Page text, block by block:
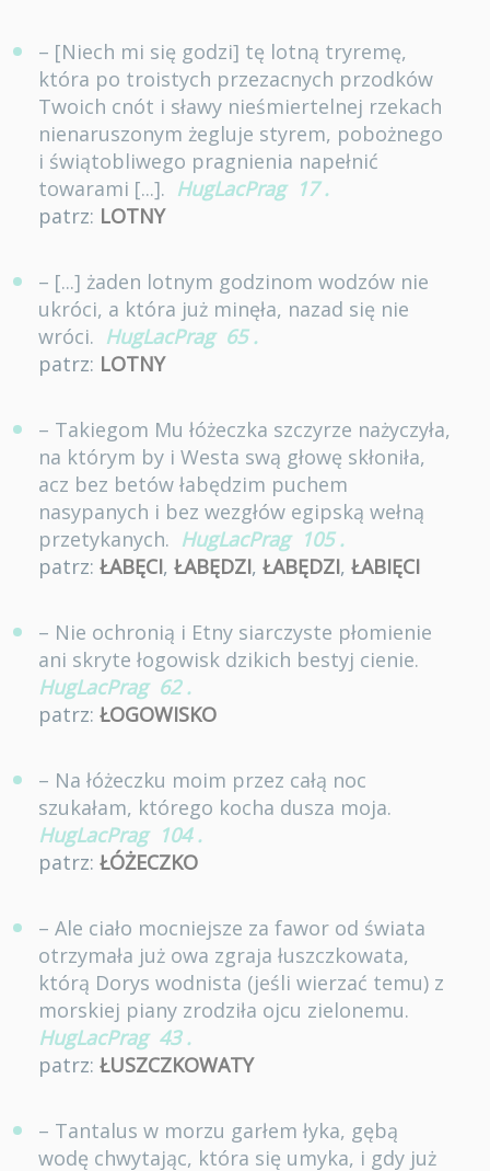
– [Niech mi się godzi] tę lotną tryremę,
która po troistych przezacnych przodków
Twoich cnót i sławy nieśmiertelnej rzekach
nienaruszonym żegluje styrem, pobożnego
i świątobliwego pragnienia napełnić
towarami [...]. HugLacPrag 17 .
patrz: LOTNY
– [...] żaden lotnym godzinom wodzów nie
ukróci, a która już minęła, nazad się nie
wróci. HugLacPrag 65 .
patrz: LOTNY
– Takiegom Mu łóżeczka szczyrze nażyczyła,
na którym by i Westa swą głowę skłoniła,
acz bez betów łabędzim puchem
nasypanych i bez wezgłów egipską wełną
przetykanych. HugLacPrag 105 .
patrz: ŁABĘCI, ŁABĘDZI, ŁABĘDZI, ŁABIĘCI
– Nie ochronią i Etny siarczyste płomienie
ani skryte łogowisk dzikich bestyj cienie.
HugLacPrag 62 .
patrz: ŁOGOWISKO
– Na łóżeczku moim przez całą noc
szukałam, którego kocha dusza moja.
HugLacPrag 104 .
patrz: ŁÓŻECZKO
– Ale ciało mocniejsze za fawor od świata
otrzymała już owa zgraja łuszczkowata,
którą Dorys wodnista (jeśli wierzać temu) z
morskiej piany zrodziła ojcu zielonemu.
HugLacPrag 43 .
patrz: ŁUSZCZKOWATY
– Tantalus w morzu garłem łyka, gębą
wodę chwytając, która się umyka, i gdy już